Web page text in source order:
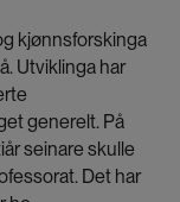
kjønnsforskinga
Utviklinga har
generelt. På
seinare skulle
Det har